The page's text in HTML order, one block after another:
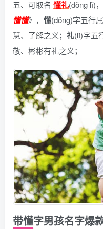
五、可取名 懂礼(dǒng lǐ)，
懂懂》 ， 懂(dǒng)字五行属
慧、了解之义； 礼(lǐ)字五
敬、彬彬有礼之义；
带懂字男孩名字爆